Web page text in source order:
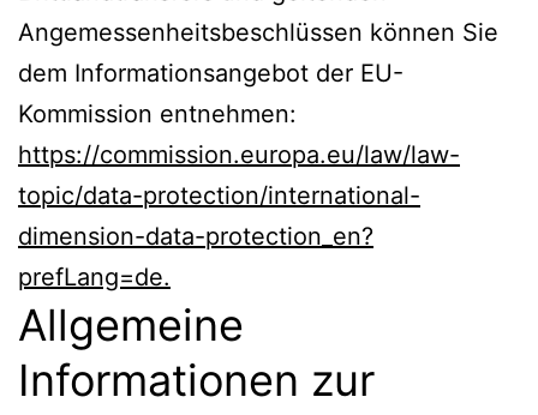
Angemessenheitsbeschlüssen können Sie
dem Informationsangebot der EU-
Kommission entnehmen:
https://commission.europa.eu/law/law-
topic/data-protection/international-
dimension-data-protection_en?
prefLang=de.
Allgemeine
Informationen zur